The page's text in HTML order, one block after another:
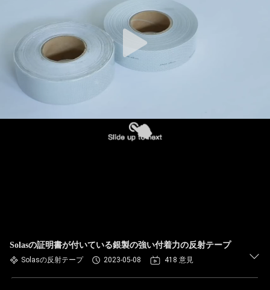
Solasの証明書が付いている銀製の強い付着力の反射テープ
Solasの反射テープ 2023-05-08 418 意見